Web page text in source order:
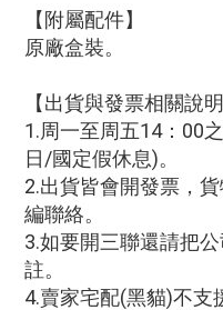
【附屬配件】
原廠盒裝。
【出貨與發票相關說明
1.周一至周五14：00
日/國定假休息)。
2.出貨皆會開發票，
編聯絡。
3.如要開三聯還請把
註。
4.賣家宅配(黑貓)不支